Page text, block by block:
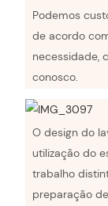
Podemos
de acordo
necessidade,
conosco.
O design do
utilização do
trabalho
preparação